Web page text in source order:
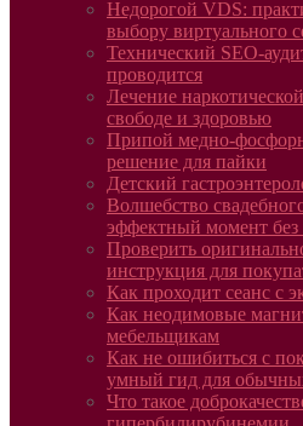
Недорогой VDS:
выбору виртуального
Технический SEO-
проводится
Лечение
свободе и здоровью
Припой медно-
решение для пайки
Детский
Волшебство
эффектный момент без
Проверить
инструкция для
Как проходит сеанс с
Как неодимовые
мебельщикам
Как не ошибиться с
умный гид для
Что такое